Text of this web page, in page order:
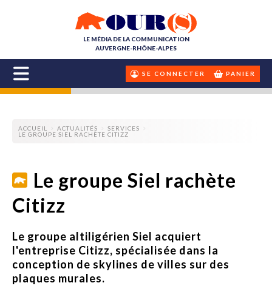
LE MÉDIA DE LA COMMUNICATION
AUVERGNE-RHÔNE-ALPES
SE CONNECTER PANIER
ACCUEIL ACTUALITÉS
SERVICES
LE GROUPE SIEL RACHÈTE CITIZZ
Le groupe Siel rachète
Citizz
Le groupe altiligérien Siel acquiert
l'entreprise Citizz, spécialisée dans la
conception de skylines de villes sur des
plaques murales.